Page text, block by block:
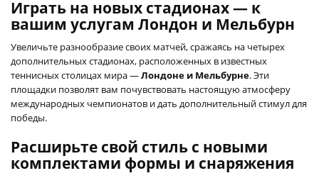
Играть на новых стадионах — к
вашим услугам Лондон и Мельбурн
Увеличьте разнообразие своих матчей, сражаясь на четырех
дополнительных стадионах, расположенных в известных
теннисных столицах мира —Лондоне и Мельбурне. Эти
площадки позволят вам почувствовать настоящую атмосферу
международных чемпионатов и дать дополнительный стимул для
победы.
Расширьте свой стиль с новыми
комплектами формы и снаряжения